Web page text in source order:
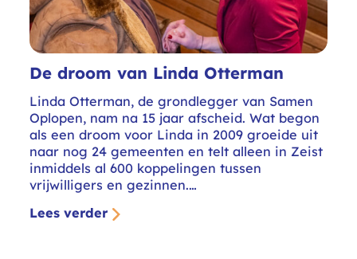
Verhalen
Vrijwilligers
De droom van Linda Otterman
Linda Otterman, de grondlegger van Samen
Oplopen, nam na 15 jaar afscheid. Wat begon
als een droom voor Linda in 2009 groeide uit
naar nog 24 gemeenten en telt alleen in Zeist
inmiddels al 600 koppelingen tussen
vrijwilligers en gezinnen.…
Lees verder